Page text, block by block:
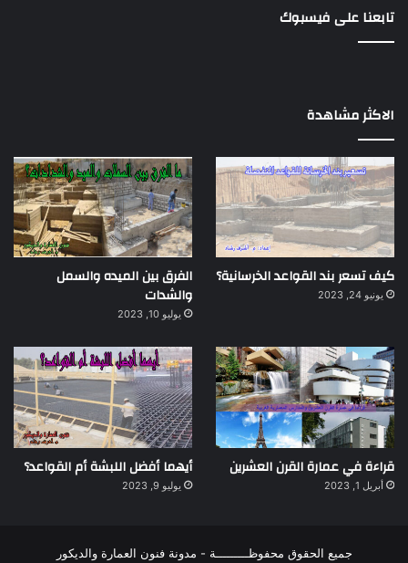
تابعنا على فيسبوك
الاكثر مشاهدة
كيف تسعر بند القواعد الخرسانية؟
يونيو 24, 2023
الفرق بين الميده والسمل
والشدات
يوليو 10, 2023
قراءة في عمارة القرن العشرين
أبريل 1, 2023
أيهما أفضل اللبشة أم القواعد؟
يوليو 9, 2023
جميع الحقوق محفوظـــــــــة - مدونة فنون العمارة والديكور